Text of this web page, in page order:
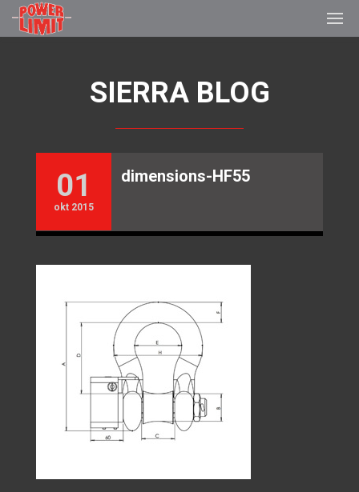
SIERRA BLOG
01
okt 2015
dimensions-HF55